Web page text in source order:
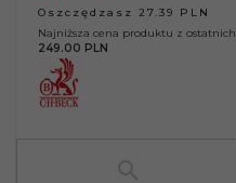
Oszczędzasz 27.39 PLN
Najniższa cena produktu z
249.00 PLN